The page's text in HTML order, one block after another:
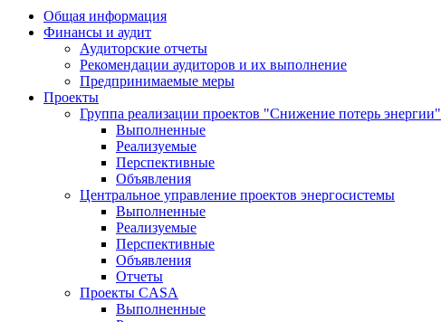
Общая информация
Финансы и аудит
Аудиторские отчеты
Рекомендации аудиторов и их выполнение
Предпринимаемые меры
Проекты
Группа реализации проектов "Снижение потерь энергии"
Выполненные
Реализуемые
Перспективные
Объявления
Центральное управление проектов энергосистемы
Выполненные
Реализуемые
Перспективные
Объявления
Отчеты
Проекты CASA
Выполненные